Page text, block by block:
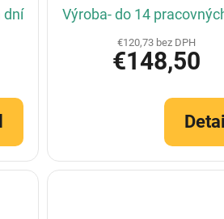
dní Výroba- do 14
€120,73 bez DPH
€148,50
Detail